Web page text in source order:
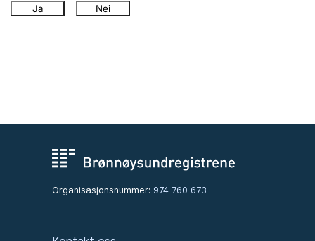
Ja Nei
Organisasjonsnummer: 974 760 673